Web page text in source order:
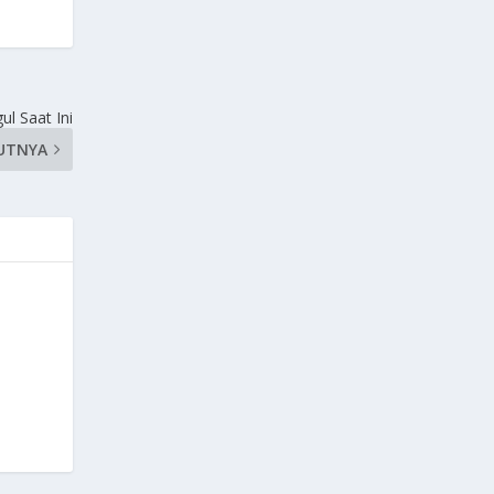
Saat Ini